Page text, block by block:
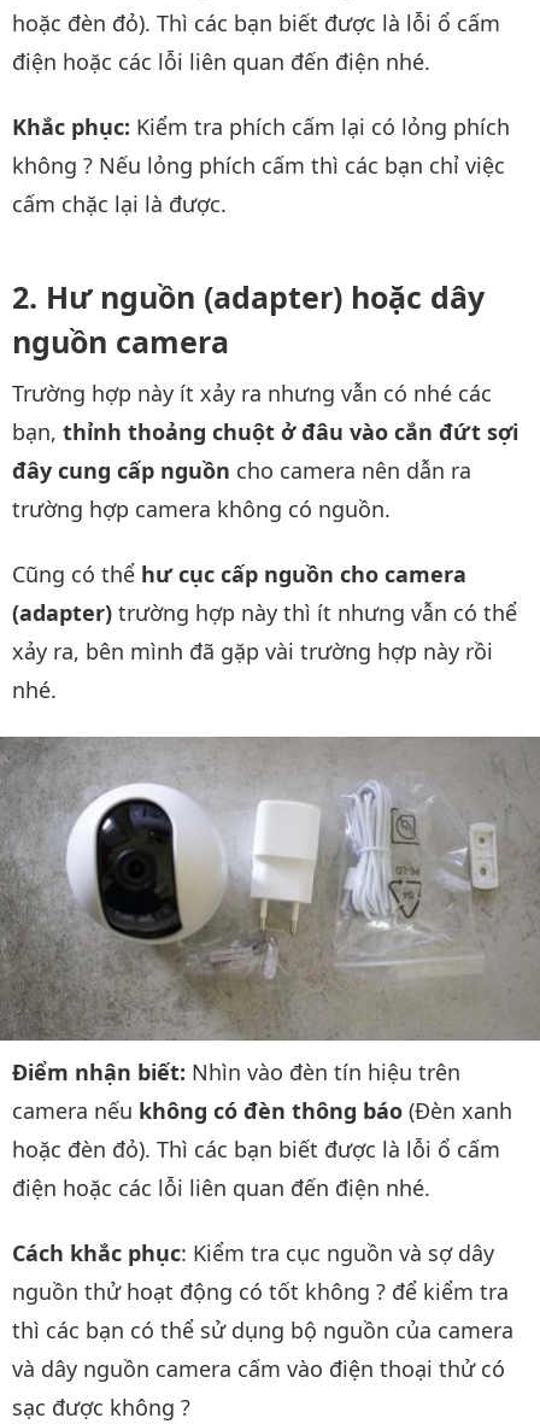
hoặc đèn đỏ). Thì các bạn biết được là lỗi ổ cấm
điện hoặc các lỗi liên quan đến điện nhé.
Khắc phục: Kiểm tra phích cấm lại có lỏng phích
không ? Nếu lỏng phích cấm thì các bạn chỉ việc
cấm chặc lại là được.
Hư nguồn (adapter) hoặc dây
nguồn camera
Trường hợp này ít xảy ra nhưng vẫn có nhé các
bạn, thỉnh thoảng chuột ở đâu vào cắn đứt sợi
đây cung cấp nguồn cho camera nên dẫn ra
trường hợp camera không có nguồn.
Cũng có thể hư cục cấp nguồn cho camera
(adapter) trường hợp này thì ít nhưng vẫn có thể
xảy ra, bên mình đã gặp vài trường hợp này rồi
nhé.
Điểm nhận biết: Nhìn vào đèn tín hiệu trên
camera nếu không có đèn thông báo (Đèn xanh
hoặc đèn đỏ). Thì các bạn biết được là lỗi ổ cấm
điện hoặc các lỗi liên quan đến điện nhé.
Cách khắc phục: Kiểm tra cục nguồn và sợ dây
nguồn thử hoạt động có tốt không ? để kiểm tra
thì các bạn có thể sử dụng bộ nguồn của camera
và dây nguồn camera cấm vào điện thoại thử có
sạc được không ?